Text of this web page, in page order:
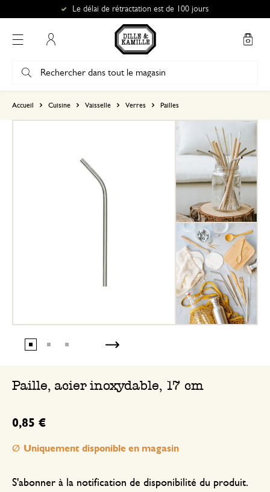
Le délai de rétractation est de 100 jours
Accueil Cuisine Vaisselle Verres Pailles
Paille, acier inoxydable, 17 cm
0,85 €
S'abonner à la notification de disponibilité du produit.
Uniquement disponible en magasin